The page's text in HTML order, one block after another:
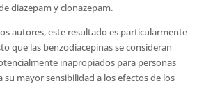
diazepam y clonazepam.
autores, este resultado es particularmente
que las benzodiacepinas se consideran
inapropiados para personas
su mayor sensibilidad a los efectos de los